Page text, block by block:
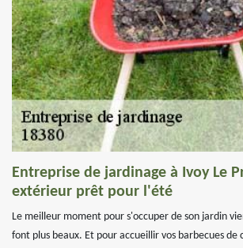
Entreprise de jardinage à Ivoy Le
extérieur prêt pour l'été
Le meilleur moment pour s'occuper de son jardin
font plus beaux. Et pour accueillir vos barbecues de